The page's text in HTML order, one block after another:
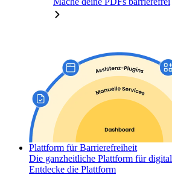
Plattform für Barrierefreiheit
Die ganzheitliche Plattform für
Entdecke die Plattform